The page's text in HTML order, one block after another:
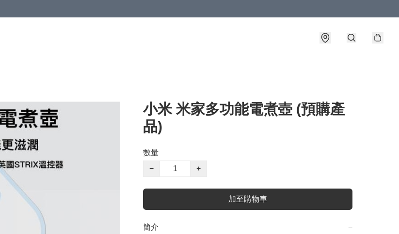
小米 米家多功能電煮壺 (預購產
品)
數量
−
+
加至購物車
簡介 −